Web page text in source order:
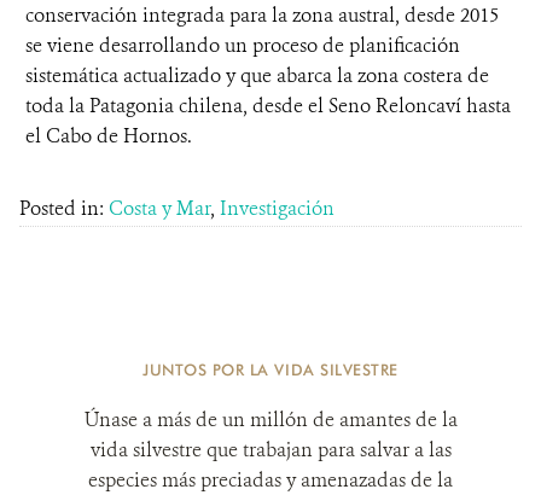
conservación integrada para la zona austral, desde 2015
se viene desarrollando un proceso de planificación
sistemática actualizado y que abarca la zona costera de
toda la Patagonia chilena, desde el Seno Reloncaví hasta
el Cabo de Hornos.
Posted in: Costa y Mar, Investigación
JUNTOS POR LA VIDA SILVESTRE
Únase a más de un millón de amantes de la
vida silvestre que trabajan para salvar a las
especies más preciadas y amenazadas de la